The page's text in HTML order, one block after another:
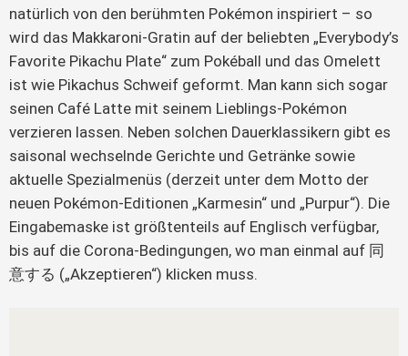
natürlich von den berühmten Pokémon inspiriert – so
wird das Makkaroni-Gratin auf der beliebten „Everybody’s
Favorite Pikachu Plate“ zum Pokéball und das Omelett
ist wie Pikachus Schweif geformt. Man kann sich sogar
seinen Café Latte mit seinem Lieblings-Pokémon
verzieren lassen. Neben solchen Dauerklassikern gibt es
saisonal wechselnde Gerichte und Getränke sowie
aktuelle Spezialmenüs (derzeit unter dem Motto der
neuen Pokémon-Editionen „Karmesin“ und „Purpur“). Die
Eingabemaske ist größtenteils auf Englisch verfügbar,
bis auf die Corona-Bedingungen, wo man einmal auf 同
意する („Akzeptieren“) klicken muss.